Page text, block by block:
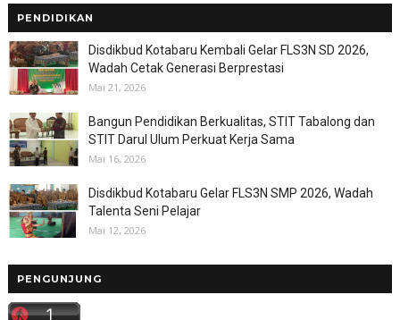
PENDIDIKAN
Disdikbud Kotabaru Kembali Gelar FLS3N SD 2026,
Wadah Cetak Generasi Berprestasi
Mai 21, 2026
Bangun Pendidikan Berkualitas, STIT Tabalong dan
STIT Darul Ulum Perkuat Kerja Sama
Mai 16, 2026
Disdikbud Kotabaru Gelar FLS3N SMP 2026, Wadah
Talenta Seni Pelajar
Mai 12, 2026
PENGUNJUNG